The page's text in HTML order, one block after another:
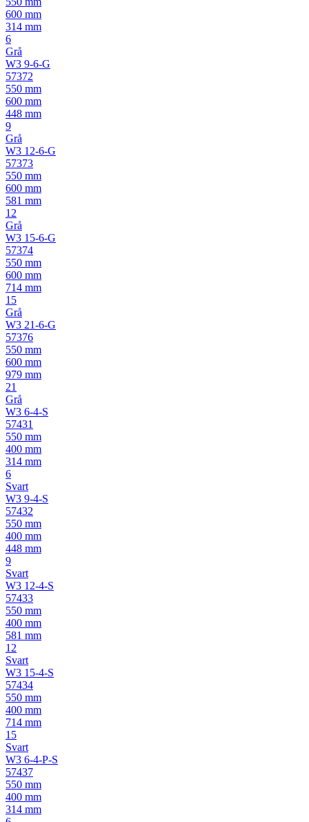
600 mm
314 mm
6
Grå
W3 9-6-G
57372
550 mm
600 mm
448 mm
9
Grå
W3 12-6-G
57373
550 mm
600 mm
581 mm
12
Grå
W3 15-6-G
57374
550 mm
600 mm
714 mm
15
Grå
W3 21-6-G
57376
550 mm
600 mm
979 mm
21
Grå
W3 6-4-S
57431
550 mm
400 mm
314 mm
6
Svart
W3 9-4-S
57432
550 mm
400 mm
448 mm
9
Svart
W3 12-4-S
57433
550 mm
400 mm
581 mm
12
Svart
W3 15-4-S
57434
550 mm
400 mm
714 mm
15
Svart
W3 6-4-P-S
57437
550 mm
400 mm
314 mm